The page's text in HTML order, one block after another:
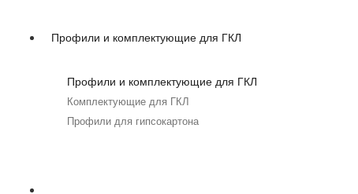
Профили и комплектующие для ГКЛ
Профили и комплектующие для ГКЛ
Комплектующие для ГКЛ
Профили для гипсокартона